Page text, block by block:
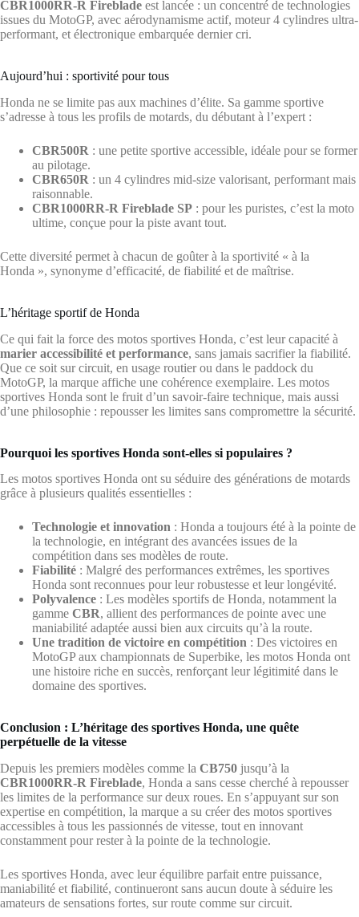
CBR1000RR-R Fireblade est lancée : un concentré de technologies
issues du MotoGP, avec aérodynamisme actif, moteur 4 cylindres ultra-
performant, et électronique embarquée dernier cri.
Aujourd’hui : sportivité pour tous
Honda ne se limite pas aux machines d’élite. Sa gamme sportive
s’adresse à tous les profils de motards, du débutant à l’expert :
CBR500R : une petite sportive accessible, idéale pour se former
au pilotage.
CBR650R : un 4 cylindres mid-size valorisant, performant mais
raisonnable.
CBR1000RR-R Fireblade SP : pour les puristes, c’est la moto
ultime, conçue pour la piste avant tout.
Cette diversité permet à chacun de goûter à la sportivité « à la
Honda », synonyme d’efficacité, de fiabilité et de maîtrise.
L’héritage sportif de Honda
Ce qui fait la force des motos sportives Honda, c’est leur capacité à
marier accessibilité et performance, sans jamais sacrifier la fiabilité.
Que ce soit sur circuit, en usage routier ou dans le paddock du
MotoGP, la marque affiche une cohérence exemplaire. Les motos
sportives Honda sont le fruit d’un savoir-faire technique, mais aussi
d’une philosophie : repousser les limites sans compromettre la sécurité.
Pourquoi les sportives Honda sont-elles si populaires ?
Les motos sportives Honda ont su séduire des générations de motards
grâce à plusieurs qualités essentielles :
Technologie et innovation : Honda a toujours été à la pointe de
la technologie, en intégrant des avancées issues de la
compétition dans ses modèles de route.
Fiabilité : Malgré des performances extrêmes, les sportives
Honda sont reconnues pour leur robustesse et leur longévité.
Polyvalence : Les modèles sportifs de Honda, notamment la
gamme CBR, allient des performances de pointe avec une
maniabilité adaptée aussi bien aux circuits qu’à la route.
Une tradition de victoire en compétition : Des victoires en
MotoGP aux championnats de Superbike, les motos Honda ont
une histoire riche en succès, renforçant leur légitimité dans le
domaine des sportives.
Conclusion : L’héritage des sportives Honda, une quête
perpétuelle de la vitesse
Depuis les premiers modèles comme la CB750 jusqu’à la
CBR1000RR-R Fireblade, Honda a sans cesse cherché à repousser
les limites de la performance sur deux roues. En s’appuyant sur son
expertise en compétition, la marque a su créer des motos sportives
accessibles à tous les passionnés de vitesse, tout en innovant
constamment pour rester à la pointe de la technologie.
Les sportives Honda, avec leur équilibre parfait entre puissance,
maniabilité et fiabilité, continueront sans aucun doute à séduire les
amateurs de sensations fortes, sur route comme sur circuit.